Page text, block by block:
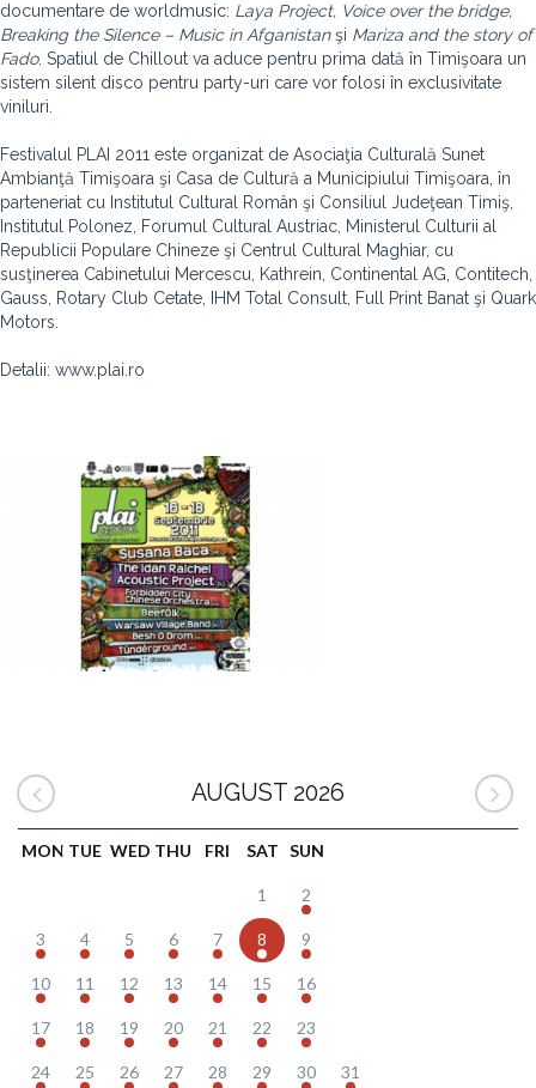
documentare de worldmusic: Laya Project, Voice over the bridge,
Breaking the Silence – Music in Afganistanşi Mariza and the story of
Fado. Spatiul de Chillout va aduce pentru prima dată în Timişoara un
sistem silent disco pentru party-uri care vor folosi în exclusivitate
viniluri.
Festivalul PLAI 2011 este organizat de Asociaţia Culturală Sunet
Ambianţă Timişoara şi Casa de Cultură a Municipiului Timişoara, în
parteneriat cu Institutul Cultural Român şi Consiliul Judeţean Timiş,
Institutul Polonez, Forumul Cultural Austriac, Ministerul Culturii al
Republicii Populare Chineze şi Centrul Cultural Maghiar, cu
susţinerea Cabinetului Mercescu, Kathrein, Continental AG, Contitech,
Gauss, Rotary Club Cetate, IHM Total Consult, Full Print Banat şi Quark
Motors.
Detalii: www.plai.ro
AUGUST 2026
MON TUE WED THU FRI SAT SUN
1 2
3 4 5 6 7 8 9
10 11 12 13 14 15 16
17 18 19 20 21 22 23
24 25 26 27 28 29 30 31